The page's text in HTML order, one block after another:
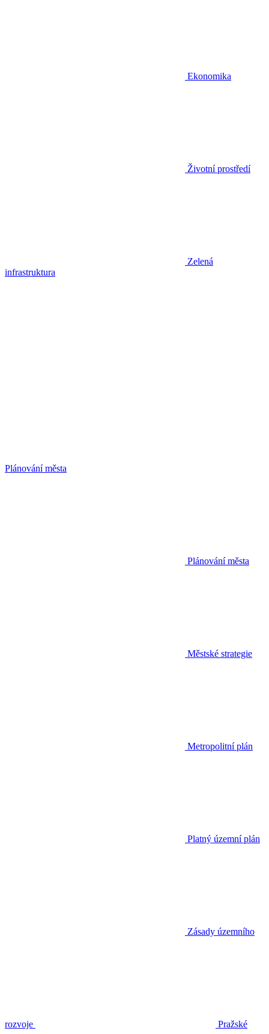
Ekonomika
Životní prostředí
Zelená
infrastruktura
Plánování města
Plánování města
Městské strategie
Metropolitní plán
Platný územní plán
Zásady územního
rozvoje Pražské